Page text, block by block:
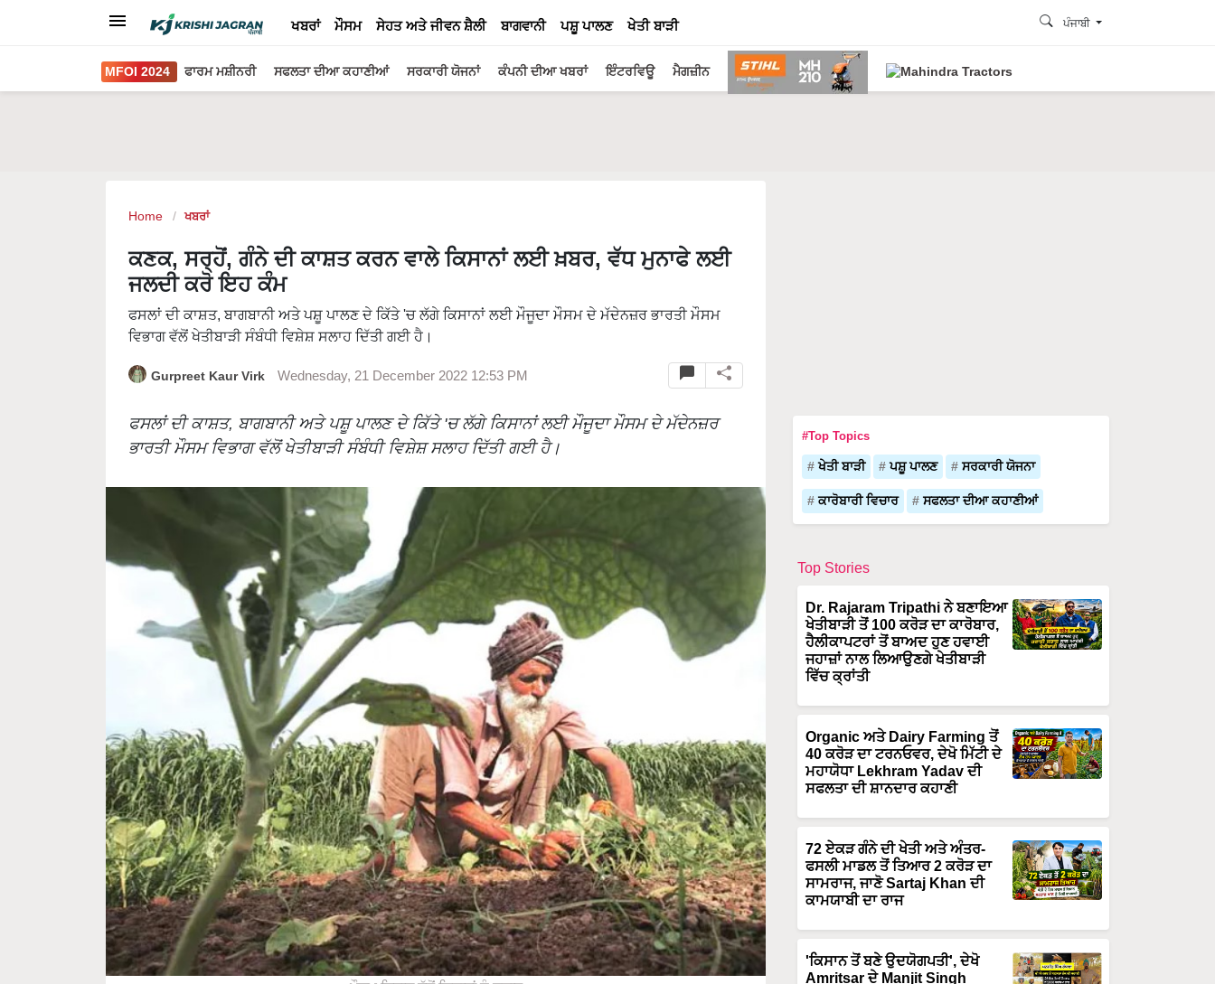
ਖਬਰਾਂ ਮੌਸਮ ਸੇਹਤ ਅਤੇ ਜੀਵਨ ਸ਼ੈਲੀ ਬਾਗਵਾਨੀ ਪਸ਼ੂ ਪਾਲਣ ਖੇਤੀ ਬਾੜੀ ਪੰਜਾਬੀ
MFOI 2024 ਫਾਰਮ ਮਸ਼ੀਨਰੀ ਸਫਲਤਾ ਦੀਆ ਕਹਾਣੀਆਂ ਸਰਕਾਰੀ ਯੋਜਨਾਂ ਕੰਪਨੀ ਦੀਆ ਖਬਰਾਂ ਇੰਟਰਵਿਊ ਮੈਗਜ਼ੀਨ
Home ਖਬਰਾਂ
ਕਣਕ, ਸਰ੍ਹੋਂ, ਗੰਨੇ ਦੀ ਕਾਸ਼ਤ ਕਰਨ ਵਾਲੇ ਕਿਸਾਨਾਂ ਲਈ ਖ਼ਬਰ, ਵੱਧ ਮੁਨਾਫੇ ਲਈ
ਜਲਦੀ ਕਰੋ ਇਹ ਕੰਮ
ਫਸਲਾਂ ਦੀ ਕਾਸ਼ਤ, ਬਾਗਬਾਨੀ ਅਤੇ ਪਸ਼ੂ ਪਾਲਣ ਦੇ ਕਿੱਤੇ 'ਚ ਲੱਗੇ ਕਿਸਾਨਾਂ ਲਈ ਮੌਜੂਦਾ ਮੌਸਮ ਦੇ ਮੱਦੇਨਜ਼ਰ ਭਾਰਤੀ ਮੌਸਮ
ਵਿਭਾਗ ਵੱਲੋਂ ਖੇਤੀਬਾੜੀ ਸੰਬੰਧੀ ਵਿਸ਼ੇਸ਼ ਸਲਾਹ ਦਿੱਤੀ ਗਈ ਹੈ।
Gurpreet Kaur Virk Wednesday, 21 December 2022 12:53 PM
ਫਸਲਾਂ ਦੀ ਕਾਸ਼ਤ, ਬਾਗਬਾਨੀ ਅਤੇ ਪਸ਼ੂ ਪਾਲਣ ਦੇ ਕਿੱਤੇ 'ਚ ਲੱਗੇ ਕਿਸਾਨਾਂ ਲਈ ਮੌਜੂਦਾ ਮੌਸਮ ਦੇ ਮੱਦੇਨਜ਼ਰ
ਭਾਰਤੀ ਮੌਸਮ ਵਿਭਾਗ ਵੱਲੋਂ ਖੇਤੀਬਾੜੀ ਸੰਬੰਧੀ ਵਿਸ਼ੇਸ਼ ਸਲਾਹ ਦਿੱਤੀ ਗਈ ਹੈ।
#Top Topics
ਖੇਤੀ ਬਾੜੀ ਪਸ਼ੂ ਪਾਲਣ ਸਰਕਾਰੀ ਯੋਜਨਾ
ਕਾਰੋਬਾਰੀ ਵਿਚਾਰ ਸਫਲਤਾ ਦੀਆ ਕਹਾਣੀਆਂ
Top Stories
Dr. Rajaram Tripathi ਨੇ ਬਣਾਇਆ
ਖੇਤੀਬਾੜੀ ਤੋਂ 100 ਕਰੋੜ ਦਾ ਕਾਰੋਬਾਰ,
ਹੈਲੀਕਾਪਟਰਾਂ ਤੋਂ ਬਾਅਦ ਹੁਣ ਹਵਾਈ
ਜਹਾਜ਼ਾਂ ਨਾਲ ਲਿਆਉਣਗੇ ਖੇਤੀਬਾੜੀ
ਵਿੱਚ ਕ੍ਰਾਂਤੀ
Organic ਅਤੇ Dairy Farming ਤੋਂ
40 ਕਰੋੜ ਦਾ ਟਰਨਓਵਰ, ਦੇਖੋ ਮਿੱਟੀ ਦੇ
ਮਹਾਯੋਧਾ Lekhram Yadav ਦੀ
ਸਫਲਤਾ ਦੀ ਸ਼ਾਨਦਾਰ ਕਹਾਣੀ
72 ਏਕੜ ਗੰਨੇ ਦੀ ਖੇਤੀ ਅਤੇ ਅੰਤਰ-
ਫਸਲੀ ਮਾਡਲ ਤੋਂ ਤਿਆਰ 2 ਕਰੋੜ ਦਾ
ਸਾਮਰਾਜ, ਜਾਣੋ Sartaj Khan ਦੀ
ਕਾਮਯਾਬੀ ਦਾ ਰਾਜ
'ਕਿਸਾਨ ਤੋਂ ਬਣੇ ਉਦਯੋਗਪਤੀ', ਦੇਖੋ
Amritsar ਦੇ Manjit Singh